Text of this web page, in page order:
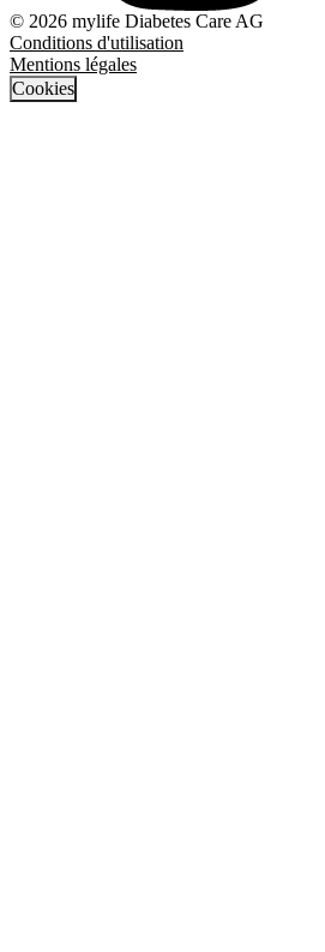
© 2026 mylife Diabetes Care AG
Conditions d'utilisation
Mentions légales
Cookies